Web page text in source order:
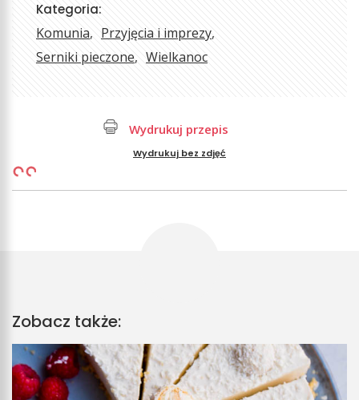
Kategoria:
Komunia
Przyjęcia i imprezy
Serniki pieczone
Wielkanoc
Wydrukuj przepis
Wydrukuj bez zdjęć
Zobacz także: